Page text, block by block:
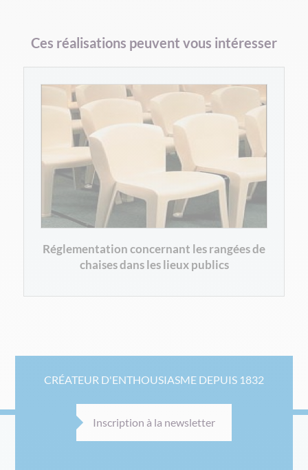
Ces réalisations peuvent vous intéresser
Réglementation concernant les rangées de
chaises dans les lieux publics
CRÉATEUR D'ENTHOUSIASME DEPUIS 1832
Inscription à la newsletter